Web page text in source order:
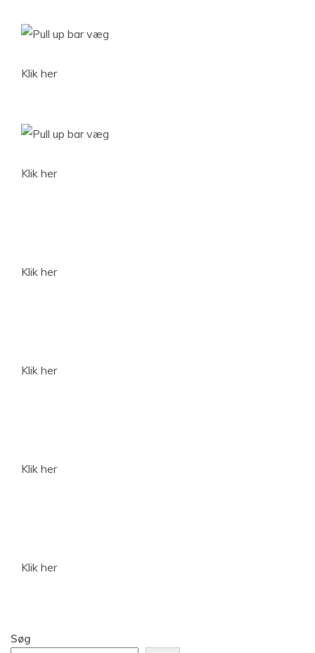
Klik her
Klik her
Klik her
Klik her
Klik her
Klik her
Søg